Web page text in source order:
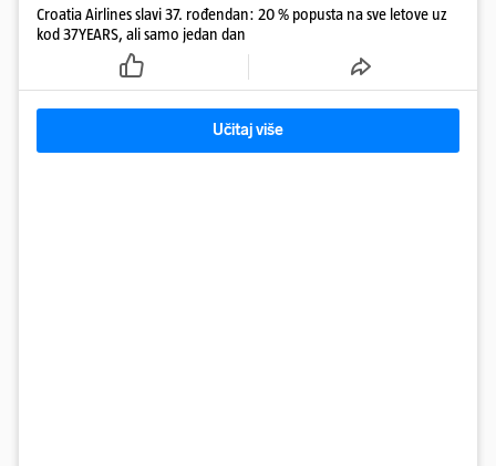
Croatia Airlines slavi 37. rođendan: 20 % popusta na sve letove uz
kod 37YEARS, ali samo jedan dan
Učitaj više